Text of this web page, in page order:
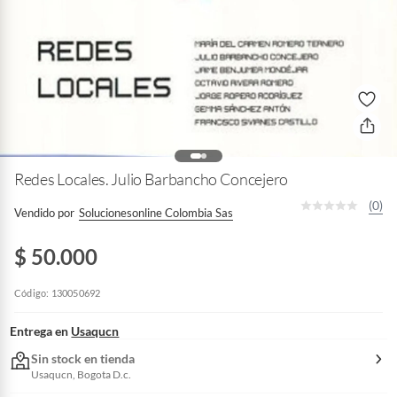
Redes Locales. Julio Barbancho Concejero
Vendido por Solucionesonline Colombia Sas
(0)
$ 50.000
Código: 130050692
Entrega en Usaqucn
Sin stock en tienda
Usaqucn, Bogota D.c.